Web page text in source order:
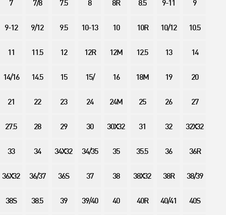
7 7/8 7.5 8 8R 8.5 9-11 9
9-12 9/12 9.5 10-13 10 10R 10/12 10.5
11 11.5 12 12R 12M 12.5 13 14
14/16 14.5 15 15/ 16 18M 19 20
21 22 23 24 24M 25 26 27
27.5 28 29 30 30X32 31 32 32X32
33 34 34X32 34/35 35 35.5 36 36R
36X32 36/37 36S 37 38 38X32 38R 38/39
38S 38.5 39 39/40 40 40R 40/41 40S